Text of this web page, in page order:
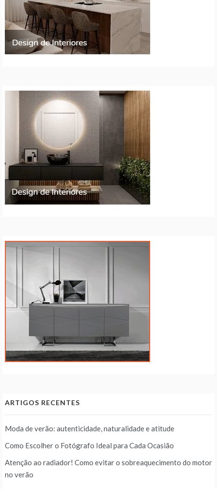
ARTIGOS RECENTES
Moda de verão: autenticidade, naturalidade e atitude
Como Escolher o Fotógrafo Ideal para Cada Ocasião
Atenção ao radiador! Como evitar o sobreaquecimento do motor
no verão